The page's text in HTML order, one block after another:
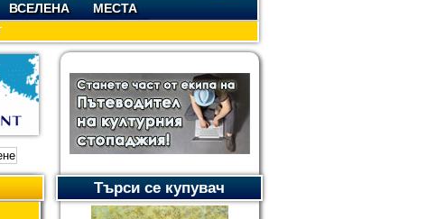
ВСЕЛЕНА
МЕСТА
Търси се купувач